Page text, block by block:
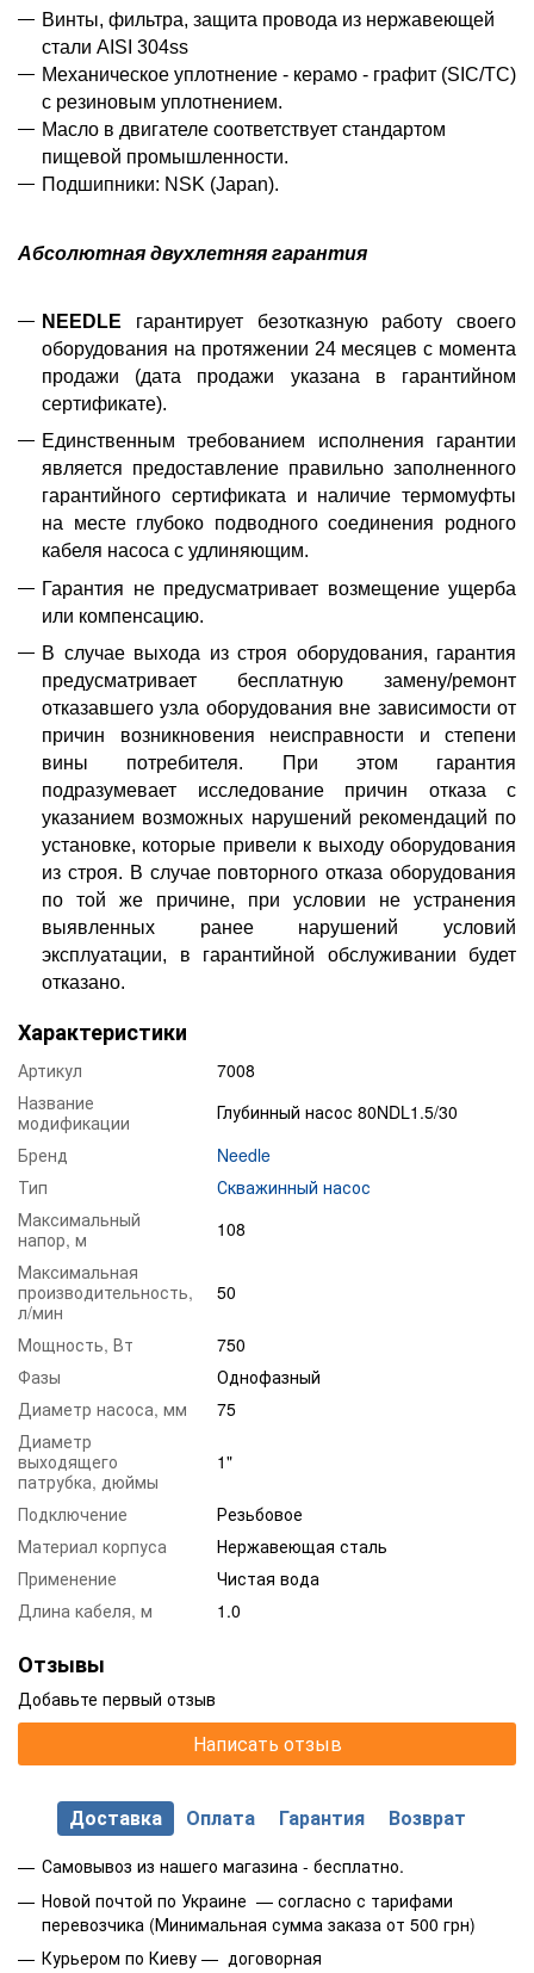
Винты, фильтра, защита провода из нержавеющей
стали AISI 304ss
Механическое уплотнение - керамо - графит (SIC/TC)
с резиновым уплотнением.
Масло в двигателе соответствует стандартом
пищевой промышленности.
Подшипники: NSK (Japan).
Абсолютная двухлетняя гарантия
NEEDLE гарантирует безотказную работу своего
оборудования на протяжении 24 месяцев с момента
продажи (дата продажи указана в гарантийном
сертификате).
Единственным требованием исполнения гарантии
является предоставление правильно заполненного
гарантийного сертификата и наличие термомуфты
на месте глубоко подводного соединения родного
кабеля насоса с удлиняющим.
Гарантия не предусматривает возмещение ущерба
или компенсацию.
В случае выхода из строя оборудования, гарантия
предусматривает бесплатную замену/ремонт
отказавшего узла оборудования вне зависимости от
причин возникновения неисправности и степени
вины потребителя. При этом гарантия
подразумевает исследование причин отказа с
указанием возможных нарушений рекомендаций по
установке, которые привели к выходу оборудования
из строя. В случае повторного отказа оборудования
по той же причине, при условии не устранения
выявленных ранее нарушений условий
эксплуатации, в гарантийной обслуживании будет
отказано.
Характеристики
Артикул
7008
Название
модификации
Глубинный насос 80NDL1.5/30
Бренд
Needle
Тип
Скважинный насос
Максимальный
напор, м
108
Максимальная
производительность,
л/мин
50
Мощность, Вт
750
Фазы
Однофазный
Диаметр насоса, мм
75
Диаметр
выходящего
патрубка, дюймы
1"
Подключение
Резьбовое
Материал корпуса
Нержавеющая сталь
Применение
Чистая вода
Длина кабеля, м
1.0
Отзывы
Добавьте первый отзыв
Написать отзыв
Доставка Оплата Гарантия Возврат
Самовывоз из нашего магазина - бесплатно.
Новой почтой по Украине — согласно с тарифами
перевозчика (Минимальная сумма заказа от 500 грн)
Курьером по Киеву — договорная